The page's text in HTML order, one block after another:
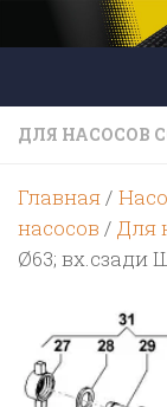
Перейти к
ДЛЯ НАСОСОВ
Главная/
насосов / Для
Ø63; вх.сзади